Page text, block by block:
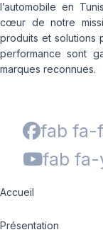
l’automobile en
cœur de notre
produits et solutions
performance sont
marques reconnues.
fab fa-
fab fa-
Accueil
Présentation